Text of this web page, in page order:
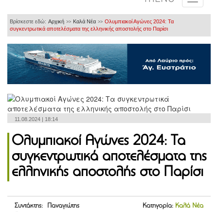
Βρίσκεστε εδώ: Αρχική >> Καλά Νέα >> Ολυμπιακοί Αγώνες 2024: Τα
συγκεντρωτικά αποτελέσματα της ελληνικής αποστολής στο Παρίσι
11.08.2024 | 18:14
Ολυμπιακοί Αγώνες 2024: Τα
συγκεντρωτικά αποτελέσματα της
ελληνικής αποστολής στο Παρίσι
Συντάκτης: Παναγιώτης
Κατηγορία: Καλά Νέα